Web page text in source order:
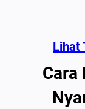
Lihat
Cara